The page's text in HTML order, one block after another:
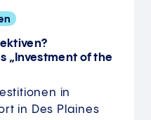
„Investment of the
in
in Des Plaines